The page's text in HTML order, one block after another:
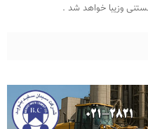
وزیبا خواهد شد .